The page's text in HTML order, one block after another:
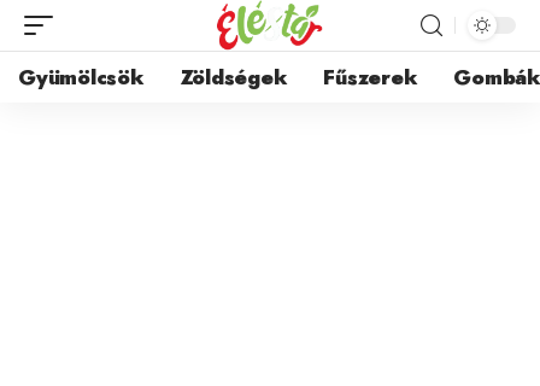
Gyümölcsök Zöldségek Fűszerek Gombák